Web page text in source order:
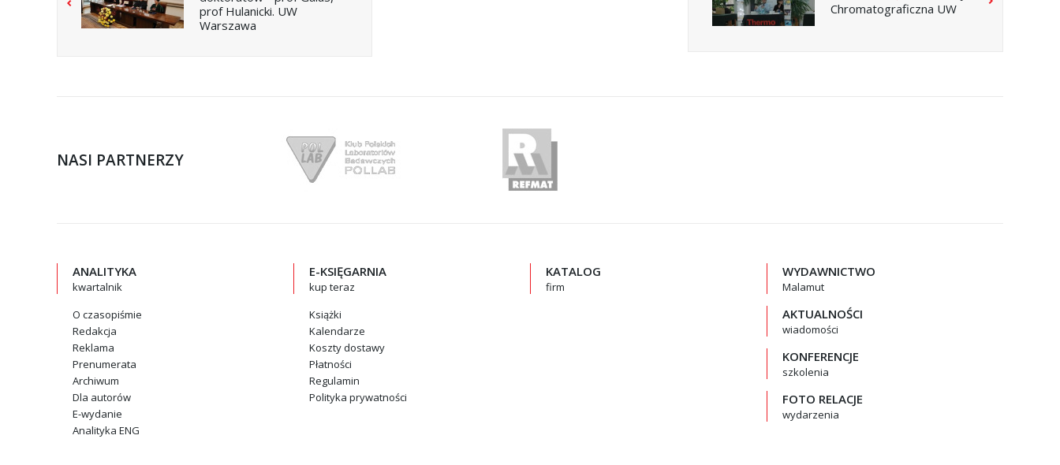
prof Hulanicki. UW
Warszawa
Chromatograficzna UW
NASI PARTNERZY
ANALITYKA
kwartalnik
O czasopiśmie
Redakcja
Reklama
Prenumerata
Archiwum
Dla autorów
E-wydanie
Analityka ENG
E-KSIĘGARNIA
kup teraz
Książki
Kalendarze
Koszty dostawy
Płatności
Regulamin
Polityka prywatności
KATALOG
firm
WYDAWNICTWO
Malamut
AKTUALNOŚCI
wiadomości
KONFERENCJE
szkolenia
FOTO RELACJE
wydarzenia